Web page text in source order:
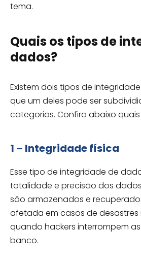
tema.
Quais os tipos de
dados?
Existem dois tipos de
que um deles pode ser
categorias. Confira abaixo
1 – Integridade física
Esse tipo de integridade de
totalidade e precisão dos
são armazenados e
afetada em casos de desastres
quando hackers interrompem
banco.